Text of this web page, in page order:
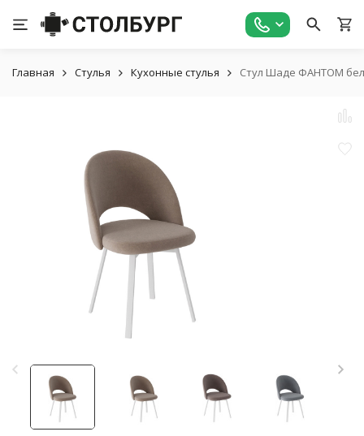
Главная Стулья Кухонные стулья Стул Шаде ФАНТОМ